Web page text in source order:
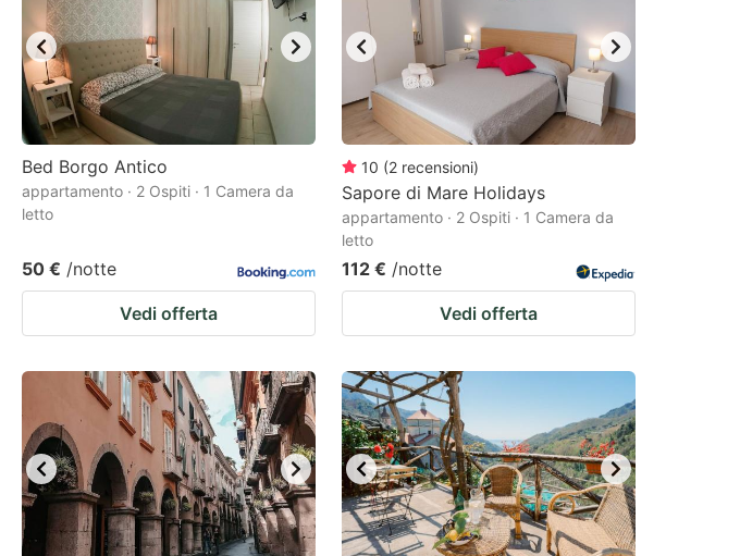
Bed Borgo Antico
appartamento · 2 Ospiti · 1 Camera da
letto
50 € /notte
Vedi offerta
10 (2 recensioni)
Sapore di Mare Holidays
appartamento · 2 Ospiti · 1 Camera da
letto
112 € /notte
Vedi offerta